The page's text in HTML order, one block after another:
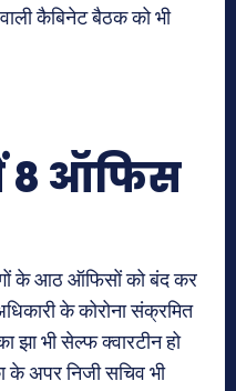
कैबिनेट बैठक को भी
8 ऑफिस
के आठ ऑफिसों को बंद कर
के कोरोना संक्रमित
झा भी सेल्फ क्वारटीन हो
के अपर निजी सचिव भी